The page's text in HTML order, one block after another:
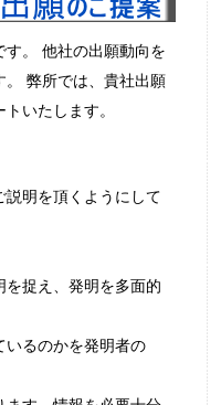
。 他社の出願動向を
弊所では、貴社出願
いたします。
明を頂くようにして
捉え、発明を多面的
いるのかを発明者の